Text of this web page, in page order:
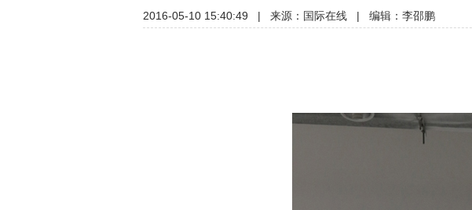
2016-05-10 15:40:49 | 来源： 国际在线 | 编辑：李邵鹏